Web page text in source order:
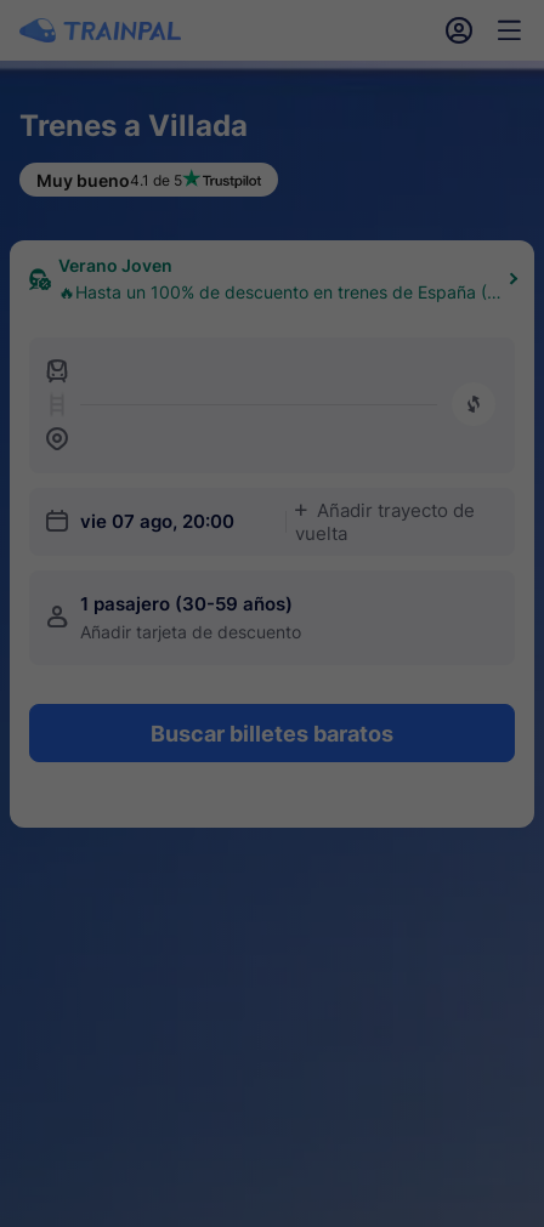
󱎓 󱒨
Trenes a Villada
Muy bueno4.1 de 5
Verano Joven
🔥Hasta un 100% de descuento en trenes de España (1
󱍉
󰿠
󱒣
󱎗 vie 07 ago, 20:00
󱅇
Añadir trayecto de
vuelta
󱍂 1 pasajero (30-59 años)
Añadir tarjeta de descuento
Buscar billetes baratos